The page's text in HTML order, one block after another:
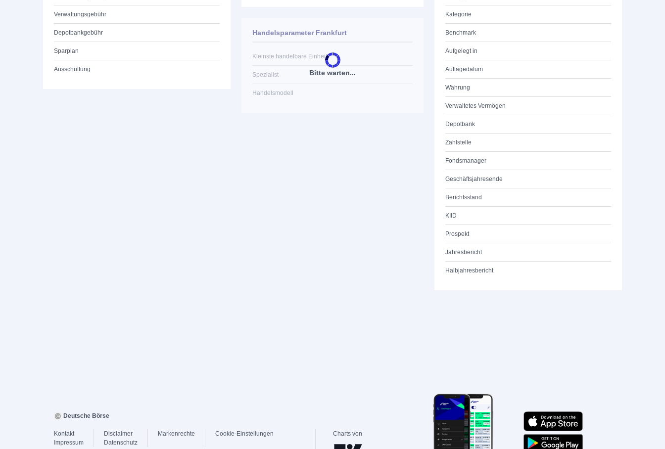
Verwaltungsgebühr
Depotbankgebühr
Sparplan
Ausschüttung Bitte warten...
Handelsparameter Frankfurt
Kleinste handelbare Einheit
Spezialist
Handelsmodell
Kategorie
Benchmark
Aufgelegt in
Auflagedatum
Währung
Verwaltetes Vermögen
Depotbank
Zahlstelle
Fondsmanager
Geschäftsjahresende
Berichtsstand
KIID
Prospekt
Jahresbericht
Halbjahresbericht
Deutsche Börse
Kontakt
Impressum
Disclaimer
Datenschutz
Markenrechte Cookie-Einstellungen Charts von